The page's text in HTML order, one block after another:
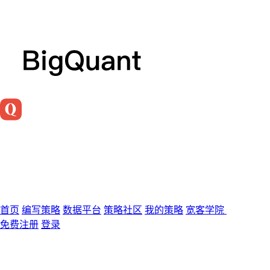
首页 编写策略 数据平台 策略社区 我的策略 宽客学院
免费注册 登录